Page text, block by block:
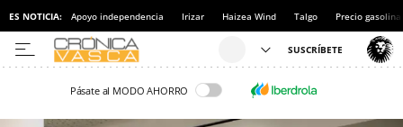
ES NOTICIA: Apoyo independencia Irizar Haizea Wind Talgo Precio gasolina
Pásate al MODO AHORRO